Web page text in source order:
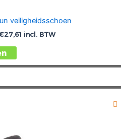
veiligheidsschoen
27,61 incl. BTW
Dit
product
meerdere